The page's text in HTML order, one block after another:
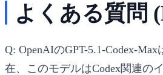
よくある質問
Q: OpenAIのGPT-5.1-Codex-Max
在、このモデルはCodex関連の